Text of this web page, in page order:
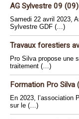
AG Sylvestre 09 (09)
Samedi 22 avril 2023,
Sylvestre GDF (…)
Travaux forestiers
Pro Silva propose une
traitement (…)
Formation Pro Silva
En 2023, l’association
sur le (…)